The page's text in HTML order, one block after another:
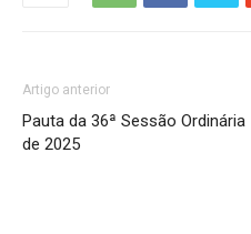
Artigo anterior
Pauta da 36ª Sessão Ordinária
de 2025